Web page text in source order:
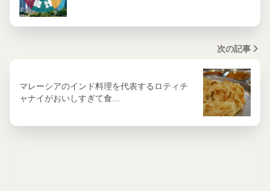
次の記事
マレーシアのインド料理を代表するロティチ
ャナイがおいしすぎて食…